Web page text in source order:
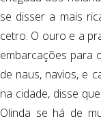
se disser a mais
cetro. O ouro e a
embarcações para
de naus, navios, e
na cidade, disse
Olinda se há de